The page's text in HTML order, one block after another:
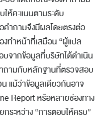
ให้คะแนนตามระดับ
ำถามจึงมีผลโดยตรงต่อ
งทำหน้าที่เสมือน “ผู้แปล
จากข้อมูลที่บริษัทได้ดำเนิน
ำถามกับหลักฐานที่ตรวจสอบ
น แม้ว่าข้อมูลเดียวกันอาจ
Report หรือหลายช่องทาง
ระหว่าง “การตอบให้ครบ”